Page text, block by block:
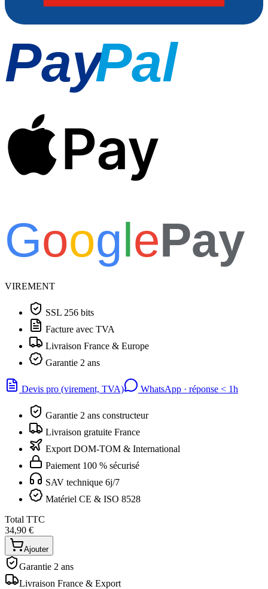
PayPal
Pay
GooglePay
VIREMENT
SSL 256 bits
Facture avec TVA
Livraison France & Europe
Garantie 2 ans
Devis pro (virement, TVA) WhatsApp · réponse < 1h
Garantie 2 ans constructeur
Livraison gratuite France
Export DOM-TOM & International
Paiement 100 % sécurisé
SAV technique 6j/7
Matériel CE & ISO 8528
Total TTC
34,90 €
Ajouter
Garantie 2 ans
Livraison France & Export